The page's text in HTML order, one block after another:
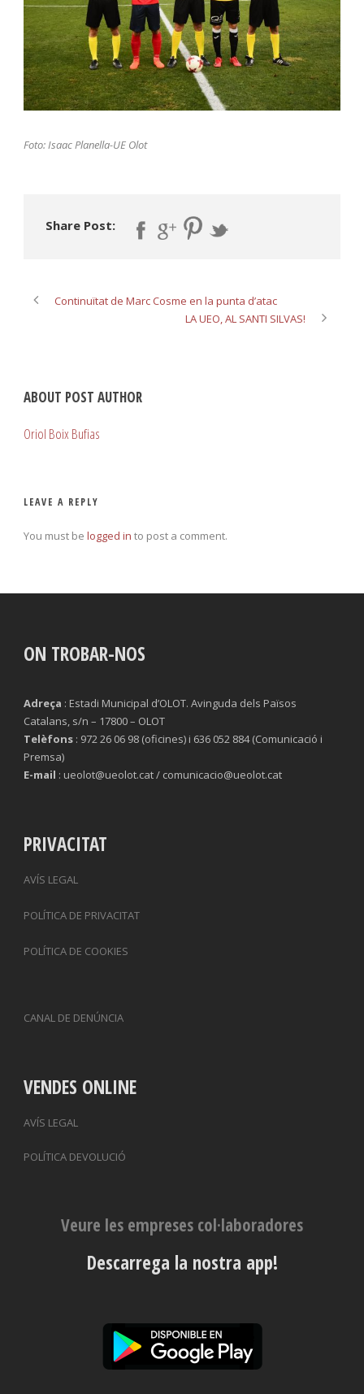
Foto: Isaac Planella-UE Olot
Share Post:
Continuïtat de Marc Cosme en la punta d’atac
LA UEO, AL SANTI SILVAS!
ABOUT POST AUTHOR
Oriol Boix Bufias
LEAVE A REPLY
You must be logged in to post a comment.
ON TROBAR-NOS
Adreça : Estadi Municipal d’OLOT. Avinguda dels Països
Catalans, s/n – 17800 – OLOT
Telèfons : 972 26 06 98 (oficines) i 636 052 884 (Comunicació i
Premsa)
E-mail : ueolot@ueolot.cat / comunicacio@ueolot.cat
PRIVACITAT
AVÍS LEGAL
POLÍTICA DE PRIVACITAT
POLÍTICA DE COOKIES
CANAL DE DENÚNCIA
VENDES ONLINE
AVÍS LEGAL
POLÍTICA DEVOLUCIÓ
Veure les empreses col·laboradores
Descarrega la nostra app!